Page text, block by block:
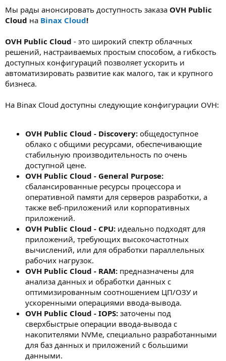
Мы рады анонсировать доступность заказа OVH Public
Cloud на Binax Cloud!
OVH Public Cloud - это широкий спектр облачных
решений, настраиваемых простым способом, а гибкость
доступных конфигураций позволяет ускорить и
автоматизировать развитие как малого, так и крупного
бизнеса.
На Binax Cloud доступны следующие конфигурации OVH:
OVH Public Cloud - Discovery: общедоступное
облако с общими ресурсами, обеспечивающие
стабильную производительность по очень
доступной цене.
OVH Public Cloud - General Purpose:
сбалансированные ресурсы процессора и
оперативной памяти для серверов разработки, а
также веб-приложений или корпоративных
приложений.
OVH Public Cloud - CPU: идеально подходят для
приложений, требующих высокочастотных
вычислений, или для обработки параллельных
рабочих нагрузок.
OVH Public Cloud - RAM: предназначены для
анализа данных и обработки данных с
оптимизированным соотношением ЦП/ОЗУ и
ускоренными операциями ввода-вывода.
OVH Public Cloud - IOPS: заточены под
сверхбыстрые операции ввода-вывода с
накопителями NVMe, специально разработанными
для баз данных и приложений с большими
данными.